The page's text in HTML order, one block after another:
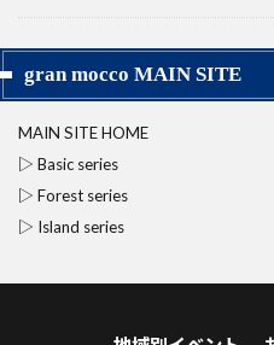
gran mocco MAIN SITE
MAIN SITE HOME
▷ Basic series
▷ Forest series
▷ Island series